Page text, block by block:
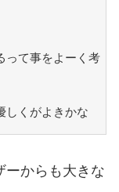
って事をよーく考
しくがよきかな
ーからも大きな